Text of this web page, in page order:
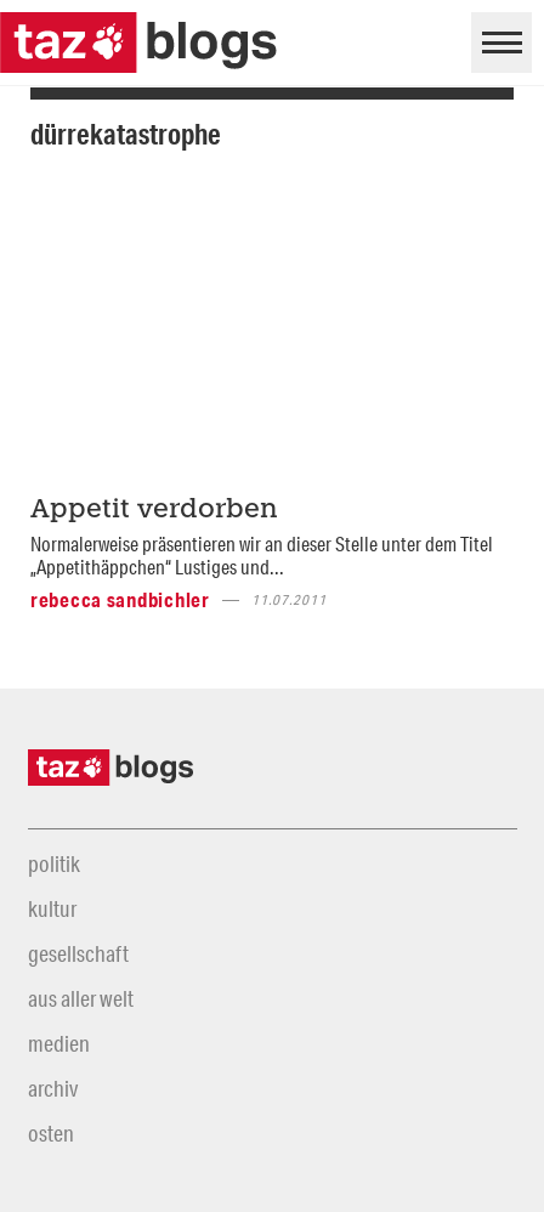
dürrekatastrophe
Appetit verdorben
Normalerweise präsentieren wir an dieser Stelle unter dem Titel
„Appetithäppchen“ Lustiges und...
rebecca sandbichler
11.07.2011
politik
kultur
gesellschaft
aus aller welt
medien
archiv
osten